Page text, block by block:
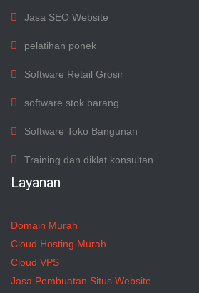
Jasa SEO Website
pelatihan ponek
Software Retail Grosir
software stok barang
Software Toko Bangunan
Training dan diklat konsultan
Layanan
Domain Murah
Cloud Hosting Murah
Cloud VPS
Jasa Pembuatan Situs Website